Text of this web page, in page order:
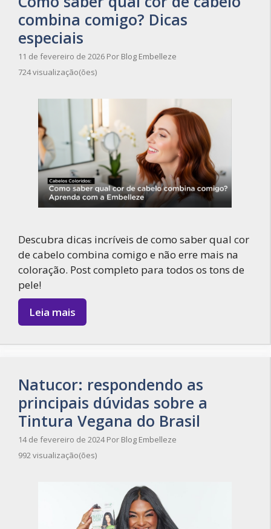
combina comigo? Dicas
especiais
11 de fevereiro de 2026 Por Blog Embelleze
724 visualização(ões)
Descubra dicas incríveis de como saber qual cor
de cabelo combina comigo e não erre mais na
coloração. Post completo para todos os tons de
pele!
Leia mais
Natucor: respondendo as
principais dúvidas sobre a
Tintura Vegana do Brasil
14 de fevereiro de 2024 Por Blog Embelleze
992 visualização(ões)